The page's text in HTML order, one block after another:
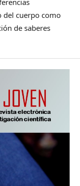
del cuerpo como
de saberes